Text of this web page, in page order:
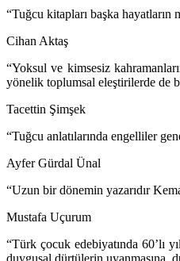
“Tuğcu kitapları başka
Cihan Aktaş
“Yoksul ve kimsesiz
yönelik toplumsal eleştirilerde de
Tacettin Şimşek
“Tuğcu anlatılarında engelliler
Ayfer Gürdal Ünal
“Uzun bir dönemin yazarıdır
Mustafa Uçurum
“Türk çocuk edebiyatında 60’lı